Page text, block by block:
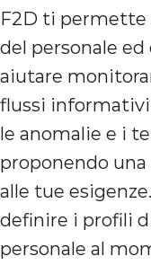
F2D ti permette
del personale
aiutare
flussi informativi
le anomalie e i
proponendo
alle tue
definire i profili
personale al